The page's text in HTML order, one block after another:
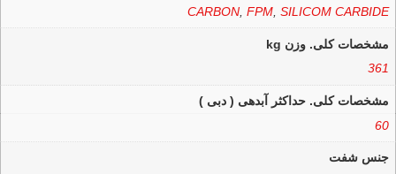
CARBON, FPM, SILICOM CARBIDE
مشخصات کلی. وزن kg
361
مشخصات کلی. حداکثر آبدهی ( دبی )
60
جنس شفت